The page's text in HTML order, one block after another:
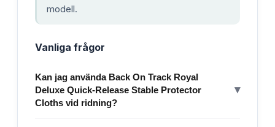
modell.
Vanliga frågor
Kan jag använda Back On Track Royal
Deluxe Quick-Release Stable Protector
Cloths vid ridning?
▾